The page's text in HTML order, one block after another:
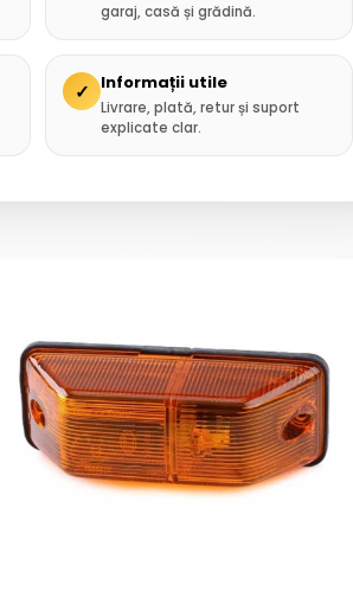
garaj, casă și grădină.
✓ Informații utile
Livrare, plată, retur și suport
explicate clar.